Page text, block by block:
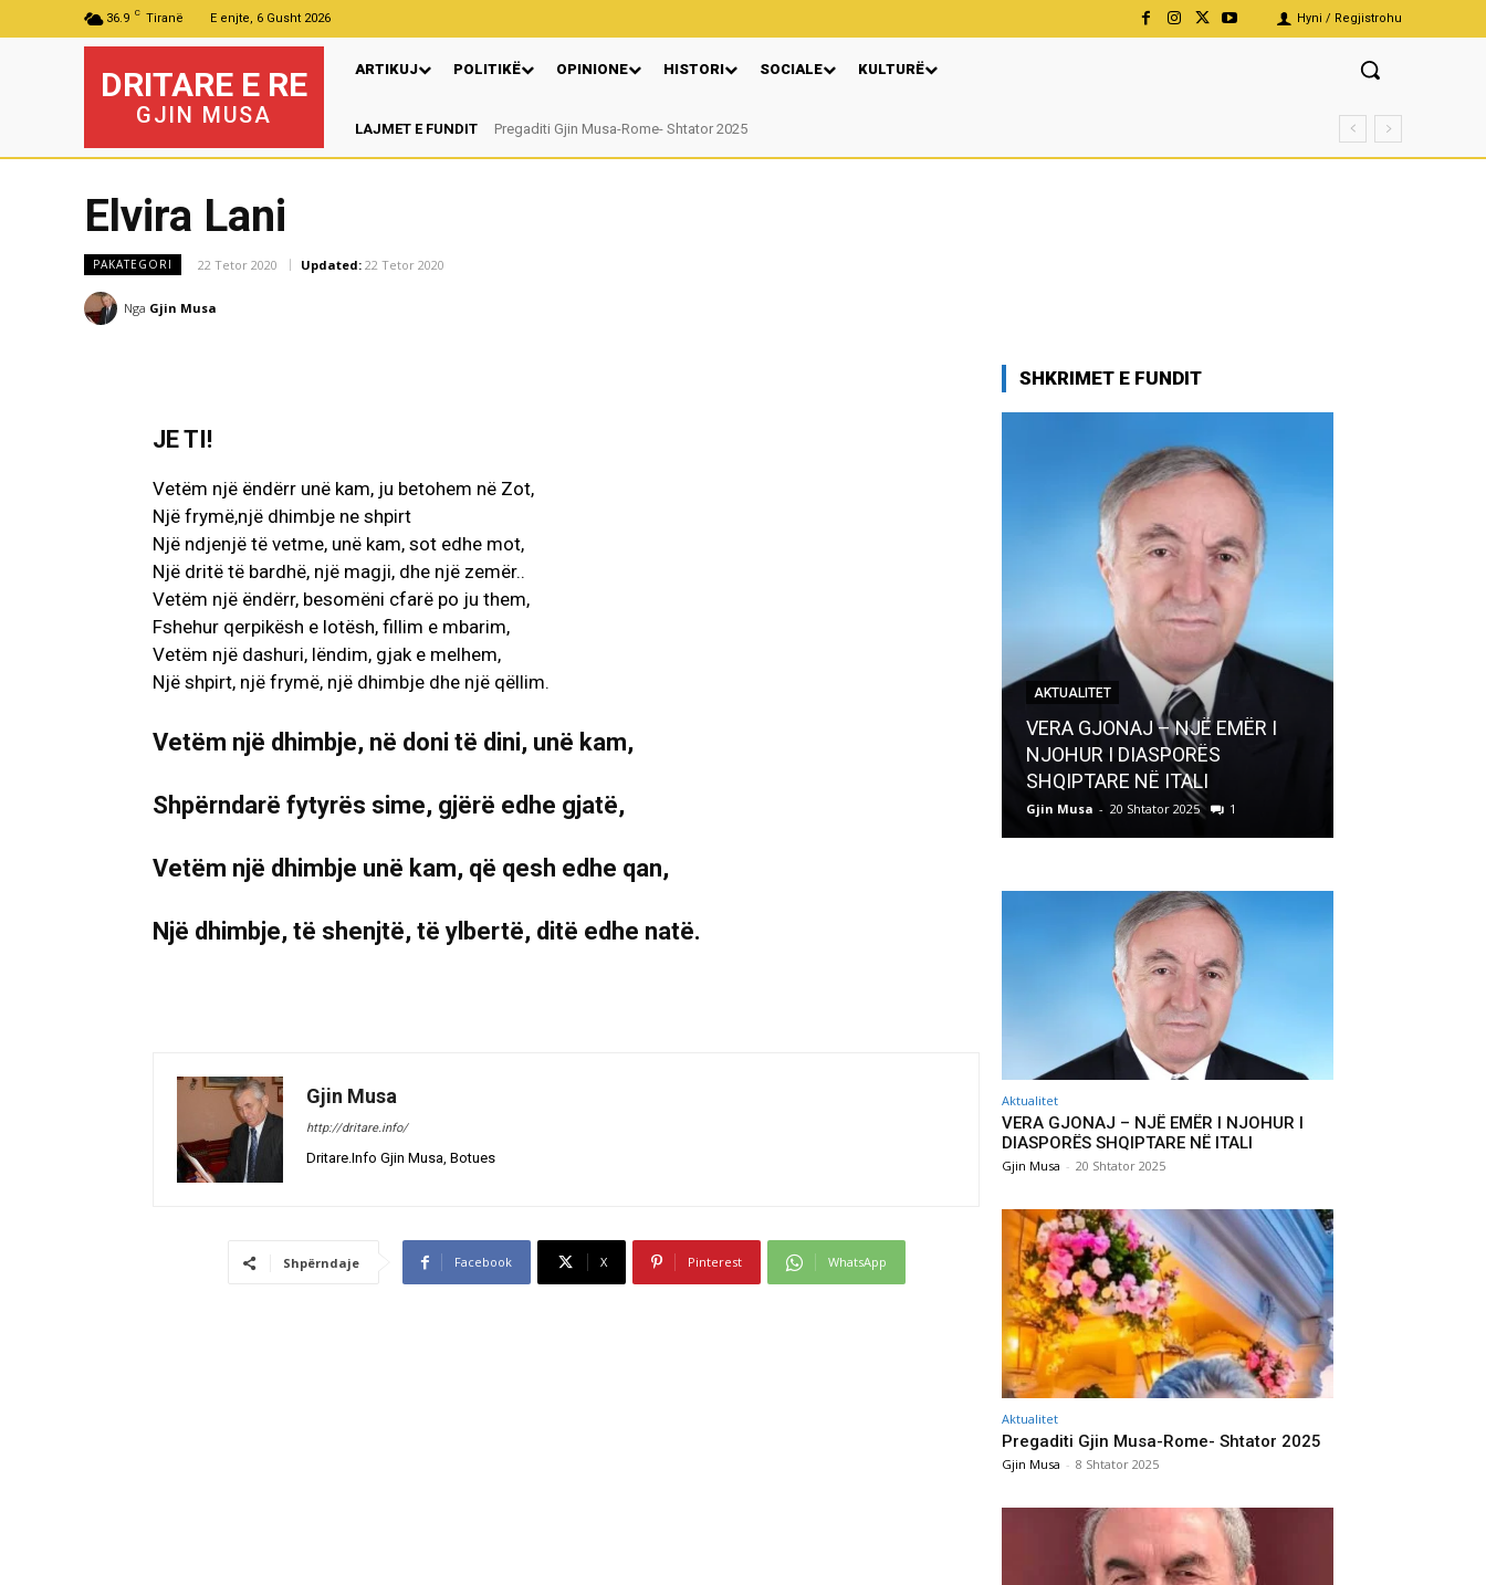
36.9 C Tiranë E enjte, 6 Gusht 2026 Hyni / Regjistrohu
DRITARE E RE
GJIN MUSA
ARTIKUJ POLITIKË OPINIONE HISTORI SOCIALE KULTURË
LAJMET E FUNDIT Pregaditi Gjin Musa-Rome- Shtator 2025
Nga: Ndue Dedaj
Elvira Lani
PAKATEGORI 22 Tetor 2020 Updated: 22 Tetor 2020
Nga Gjin Musa
JE TI!
Vetëm një ëndërr unë kam, ju betohem në Zot,
Një frymë,një dhimbje ne shpirt
Një ndjenjë të vetme, unë kam, sot edhe mot,
Një dritë të bardhë, një magji, dhe një zemër..
Vetëm një ëndërr, besomëni cfarë po ju them,
Fshehur qerpikësh e lotësh, fillim e mbarim,
Vetëm një dashuri, lëndim, gjak e melhem,
Një shpirt, një frymë, një dhimbje dhe një qëllim.
Vetëm një dhimbje, në doni të dini, unë kam,
Shpërndarë fytyrës sime, gjërë edhe gjatë,
Vetëm një dhimbje unë kam, që qesh edhe qan,
Një dhimbje, të shenjtë, të ylbertë, ditë edhe natë.
Gjin Musa
http://dritare.info/
Dritare.Info Gjin Musa, Botues
Shpërndaje Facebook X Pinterest WhatsApp
SHKRIMET E FUNDIT
AKTUALITET
VERA GJONAJ – NJË EMËR I
NJOHUR I DIASPORËS
SHQIPTARE NË ITALI
Gjin Musa - 20 Shtator 2025 1
Aktualitet
VERA GJONAJ – NJË EMËR I NJOHUR I
DIASPORËS SHQIPTARE NË ITALI
Gjin Musa - 20 Shtator 2025
Aktualitet
Pregaditi Gjin Musa-Rome- Shtator 2025
Gjin Musa - 8 Shtator 2025